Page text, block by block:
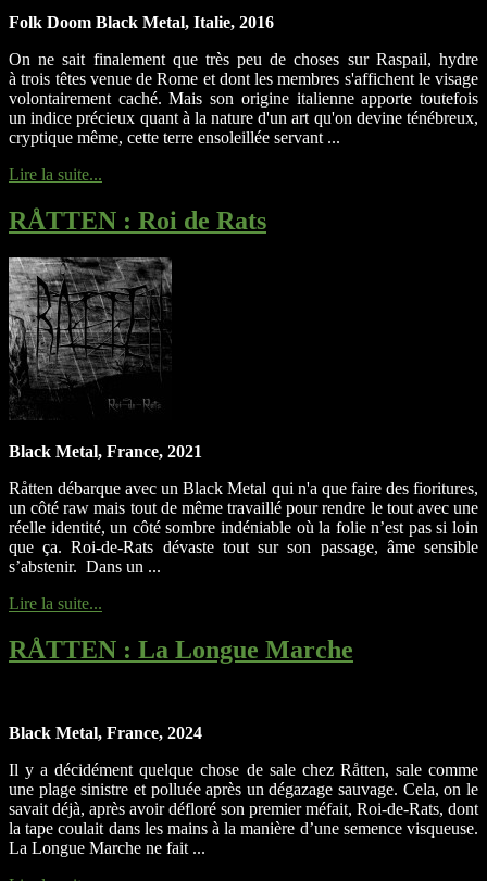
Folk Doom Black Metal, Italie, 2016
On ne sait finalement que très peu de choses sur Raspail, hydre
à trois têtes venue de Rome et dont les membres s'affichent le visage
volontairement caché. Mais son origine italienne apporte toutefois
un indice précieux quant à la nature d'un art qu'on devine ténébreux,
cryptique même, cette terre ensoleillée servant ...
Lire la suite...
RÅTTEN : Roi de Rats
Black Metal, France, 2021
Råtten débarque avec un Black Metal qui n'a que faire des fioritures,
un côté raw mais tout de même travaillé pour rendre le tout avec une
réelle identité, un côté sombre indéniable où la folie n’est pas si loin
que ça. Roi-de-Rats dévaste tout sur son passage, âme sensible
s’abstenir. Dans un ...
Lire la suite...
RÅTTEN : La Longue Marche
Black Metal, France, 2024
Il y a décidément quelque chose de sale chez Råtten, sale comme
une plage sinistre et polluée après un dégazage sauvage. Cela, on le
savait déjà, après avoir défloré son premier méfait, Roi-de-Rats, dont
la tape coulait dans les mains à la manière d’une semence visqueuse.
La Longue Marche ne fait ...